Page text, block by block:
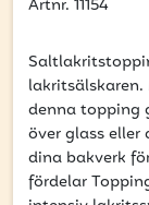
och
E-postadress
Artnr. 11154
denna topping
över glass eller
dina bakverk
fördelar